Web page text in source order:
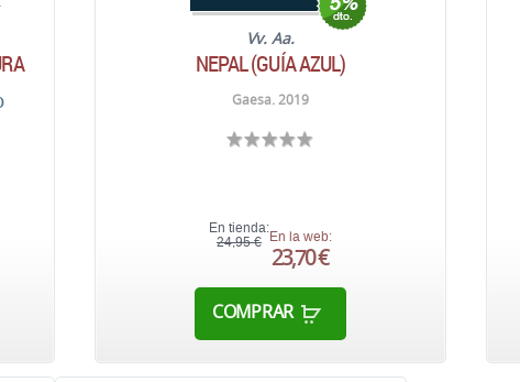
Vv. Aa.
NEPAL (GUÍA AZUL)
Gaesa. 2019
En tienda:
24,95 € En la web:
23,70 €
COMPRAR